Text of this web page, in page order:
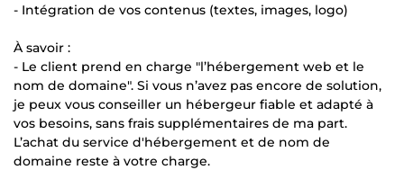
- Intégration de vos contenus (textes, images, logo)
À savoir :
- Le client prend en charge "l’hébergement web et le
nom de domaine". Si vous n’avez pas encore de solution,
je peux vous conseiller un hébergeur fiable et adapté à
vos besoins, sans frais supplémentaires de ma part.
L’achat du service d'hébergement et de nom de
domaine reste à votre charge.